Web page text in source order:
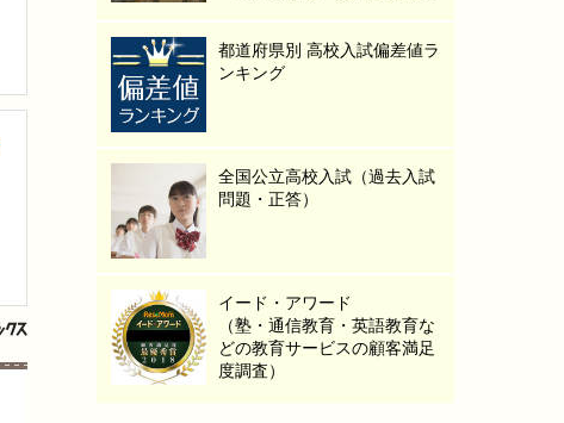
都道府県別 高校入試偏差値ラ
ンキング
全国公立高校入試（過去入試
問題・正答）
イード・アワード
（塾・通信教育・英語教育な
どの教育サービスの顧客満足
度調査）